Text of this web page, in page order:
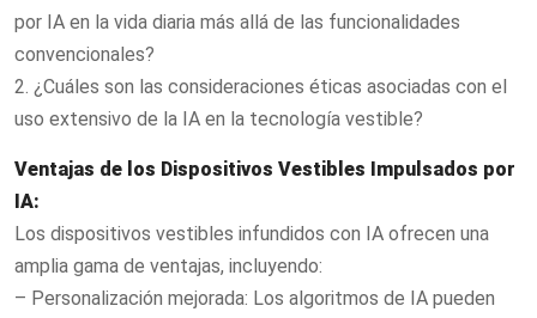
por IA en la vida diaria más allá de las funcionalidades
convencionales?
2. ¿Cuáles son las consideraciones éticas asociadas con el
uso extensivo de la IA en la tecnología vestible?
Ventajas de los Dispositivos Vestibles Impulsados por
IA:
Los dispositivos vestibles infundidos con IA ofrecen una
amplia gama de ventajas, incluyendo:
– Personalización mejorada: Los algoritmos de IA pueden